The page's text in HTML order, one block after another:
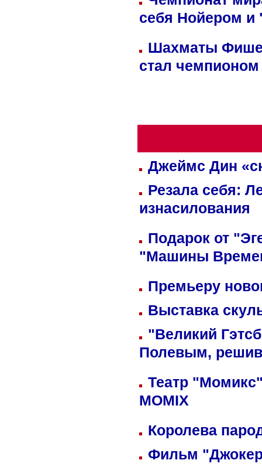
себя Нойером и
Шахматы
стал
Джеймс Дин
Резала себя:
изнасилования
Подарок от
"Машины
Премьеру
Выставка
"Великий
Полевым,
Театр
MOMIX
Королева
Фильм